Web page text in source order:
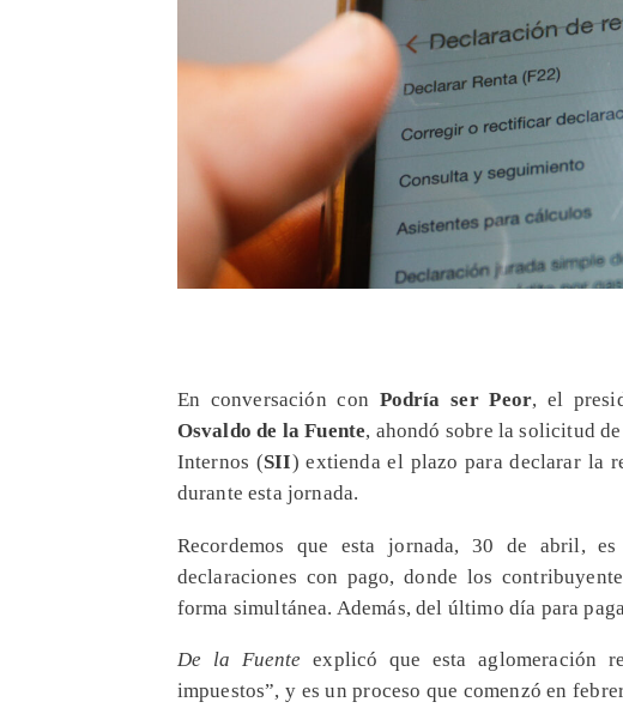
En conversación con Podría ser Peor, el
Osvaldo de la Fuente, ahondó sobre la solicitud
Internos (SII) extienda el plazo para declarar la
durante esta jornada.
Recordemos que esta jornada, 30 de abril,
declaraciones con pago, donde los
forma simultánea. Además, del último día para
De la Fuente explicó que esta aglomeración
impuestos”, y es un proceso que comenzó en